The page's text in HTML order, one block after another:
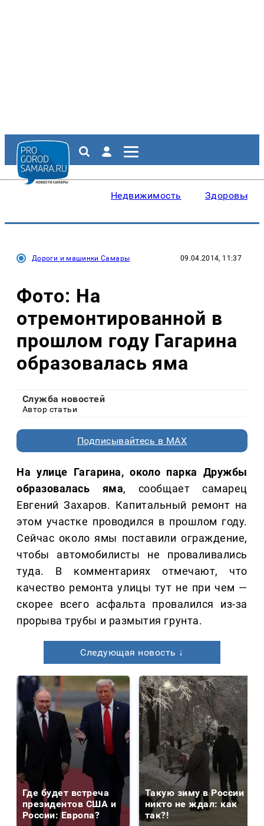
Недвижимость Здоровье
Дороги и машинки Самары 09.04.2014, 11:37
Фото: На
отремонтированной в
прошлом году Гагарина
образовалась яма
Служба новостей
Автор статьи
Подписывайтесь в MAX
На улице Гагарина, около парка Дружбы
образовалась яма, сообщает самарец
Евгений Захаров. Капитальный ремонт на
этом участке проводился в прошлом году.
Сейчас около ямы поставили ограждение,
чтобы автомобилисты не проваливались
туда. В комментариях отмечают, что
качество ремонта улицы тут не при чем —
скорее всего асфальта провалился из-за
прорыва трубы и размытия грунта.
Следующая новость ↓
Где будет встреча
президентов США и
России: Европа?
Такую зиму в России
никто не ждал: как
так?!